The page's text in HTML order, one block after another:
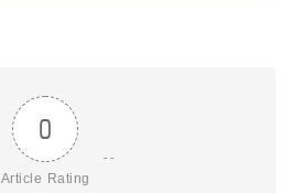
0
Article Rating